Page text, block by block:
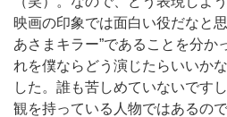
映画の印象では面白い役だなと
あさまキラー”であることを分か
れを僕ならどう演じたらいいか
した。誰も苦しめていないです
観を持っている人物ではあるの